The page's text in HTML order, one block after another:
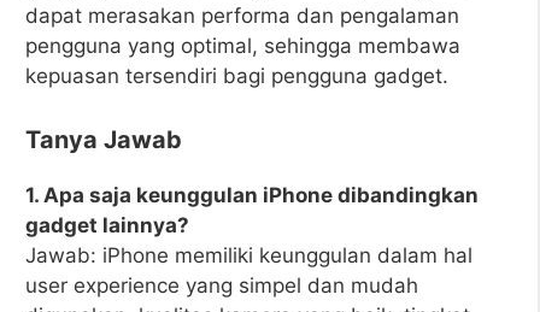
dapat merasakan performa dan pengalaman
pengguna yang optimal, sehingga membawa
kepuasan tersendiri bagi pengguna gadget.
Tanya Jawab
1. Apa saja keunggulan iPhone dibandingkan
gadget lainnya?
Jawab: iPhone memiliki keunggulan dalam hal
user experience yang simpel dan mudah